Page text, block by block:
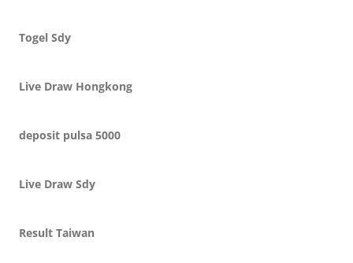
Togel Sdy
Live Draw Hongkong
deposit pulsa 5000
Live Draw Sdy
Result Taiwan